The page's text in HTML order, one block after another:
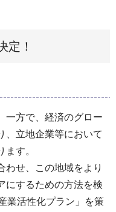
定！
一方で、経済のグロー
、立地企業等において
す。
わせ、この地域をより
にするための方法を検
業活性化プラン」を策